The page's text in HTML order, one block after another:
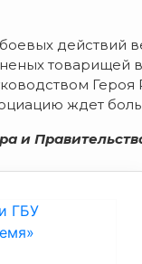
действий
товарищей
ждет
и